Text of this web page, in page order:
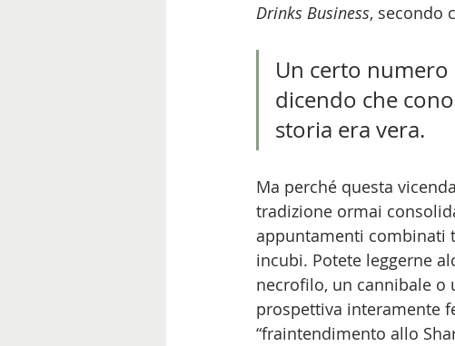
Drinks Business, secondo
Un certo
dicendo che
storia era vera.
Ma perché questa
tradizione ormai
appuntamenti combinati
incubi. Potete leggerne
necrofilo, un cannibale o
prospettiva interamente
“fraintendimento allo